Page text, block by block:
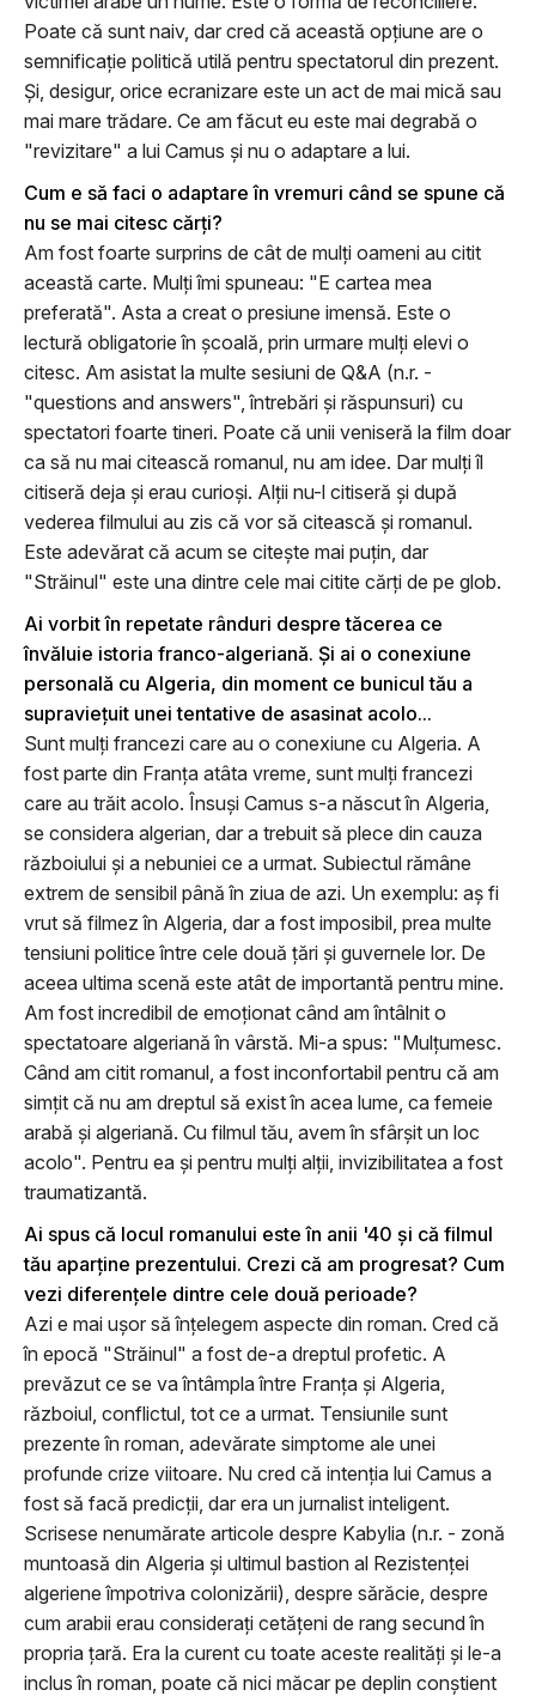
Poate că sunt naiv, dar cred că această opţiune are o
semnificaţie politică utilă pentru spectatorul din prezent.
Şi, desigur, orice ecranizare este un act de mai mică sau
mai mare trădare. Ce am făcut eu este mai degrabă o
"revizitare" a lui Camus şi nu o adaptare a lui.
Cum e să faci o adaptare în vremuri când se spune că
nu se mai citesc cărţi?
Am fost foarte surprins de cât de mulţi oameni au citit
această carte. Mulţi îmi spuneau: "E cartea mea
preferată". Asta a creat o presiune imensă. Este o
lectură obligatorie în şcoală, prin urmare mulţi elevi o
citesc. Am asistat la multe sesiuni de Q&A (n.r. -
"questions and answers", întrebări şi răspunsuri) cu
spectatori foarte tineri. Poate că unii veniseră la film doar
ca să nu mai citească romanul, nu am idee. Dar mulţi îl
citiseră deja şi erau curioşi. Alţii nu-l citiseră şi după
vederea filmului au zis că vor să citească şi romanul.
Este adevărat că acum se citeşte mai puţin, dar
"Străinul" este una dintre cele mai citite cărţi de pe glob.
Ai vorbit în repetate rânduri despre tăcerea ce
învăluie istoria franco-algeriană. Şi ai o conexiune
personală cu Algeria, din moment ce bunicul tău a
supravieţuit unei tentative de asasinat acolo...
Sunt mulţi francezi care au o conexiune cu Algeria. A
fost parte din Franţa atâta vreme, sunt mulţi francezi
care au trăit acolo. Însuşi Camus s-a născut în Algeria,
se considera algerian, dar a trebuit să plece din cauza
războiului şi a nebuniei ce a urmat. Subiectul rămâne
extrem de sensibil până în ziua de azi. Un exemplu: aş fi
vrut să filmez în Algeria, dar a fost imposibil, prea multe
tensiuni politice între cele două ţări şi guvernele lor. De
aceea ultima scenă este atât de importantă pentru mine.
Am fost incredibil de emoţionat când am întâlnit o
spectatoare algeriană în vârstă. Mi-a spus: "Mulţumesc.
Când am citit romanul, a fost inconfortabil pentru că am
simţit că nu am dreptul să exist în acea lume, ca femeie
arabă şi algeriană. Cu filmul tău, avem în sfârşit un loc
acolo". Pentru ea şi pentru mulţi alţii, invizibilitatea a fost
traumatizantă.
Ai spus că locul romanului este în anii '40 şi că filmul
tău aparţine prezentului. Crezi că am progresat? Cum
vezi diferenţele dintre cele două perioade?
Azi e mai uşor să înţelegem aspecte din roman. Cred că
în epocă "Străinul" a fost de-a dreptul profetic. A
prevăzut ce se va întâmpla între Franţa şi Algeria,
războiul, conflictul, tot ce a urmat. Tensiunile sunt
prezente în roman, adevărate simptome ale unei
profunde crize viitoare. Nu cred că intenţia lui Camus a
fost să facă predicţii, dar era un jurnalist inteligent.
Scrisese nenumărate articole despre Kabylia (n.r. - zonă
muntoasă din Algeria şi ultimul bastion al Rezistenţei
algeriene împotriva colonizării), despre sărăcie, despre
cum arabii erau consideraţi cetăţeni de rang secund în
propria ţară. Era la curent cu toate aceste realităţi şi le-a
inclus în roman, poate că nici măcar pe deplin conştient